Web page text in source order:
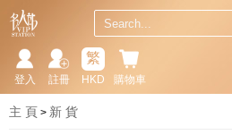
購物車
繁
HKD
註冊
登入
主 頁 新 貨